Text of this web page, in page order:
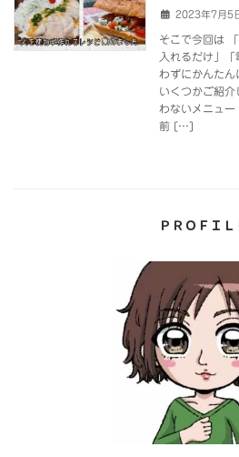
2023年7月5
そこで今回は
入れるだけ」
わずにかんたん
いくつかご紹
わないメニュー
前 […]
ＰＲＯＦＩＬ